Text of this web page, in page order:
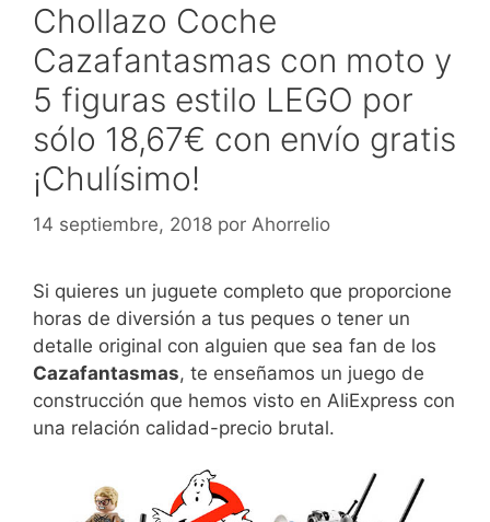
Chollazo Coche
Cazafantasmas con moto y
5 figuras estilo LEGO por
sólo 18,67€ con envío gratis
¡Chulísimo!
14 septiembre, 2018 por Ahorrelio
Si quieres un juguete completo que proporcione
horas de diversión a tus peques o tener un
detalle original con alguien que sea fan de los
Cazafantasmas, te enseñamos un juego de
construcción que hemos visto en AliExpress con
una relación calidad-precio brutal.